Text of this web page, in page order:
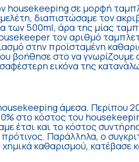
housekeeping σε μορφή
διαπιστώσαμε τον
των 500ml, άρα της μίας
τον αριθμό
στην προϊσταμένη
βοήθησε στο να γνωρίζουμε
εικόνα της
άμεσα. Περίπου
στο κόστος του
έτσι και το κόστος
Παράλληλα, ο
καθαρισμού, κατέβασε